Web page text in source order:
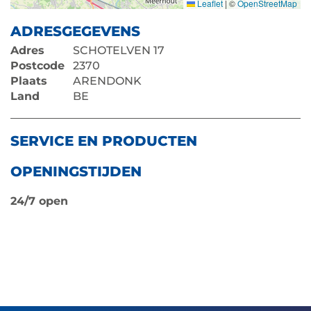
Leaflet | ©OpenStreetMap
ADRESGEGEVENS
Adres
SCHOTELVEN 17
Postcode
2370
Plaats
ARENDONK
Land
BE
SERVICE EN PRODUCTEN
OPENINGSTIJDEN
24/7 open